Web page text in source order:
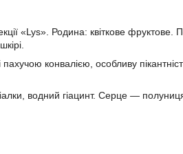
«Lys». Родина: квіткове фруктове.
конвалією, особливу
водний гіацинт. Серце —